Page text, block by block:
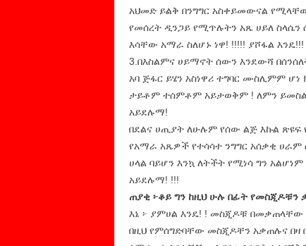
አህመድ ይልቅ በንግግር አስቀይመውናል
የመሰረት ዲንጋይ የሚጥሉትን አጼ ሀይለ
እሳቸው አማራ ስለሆኑ ነዋ! !!!!! ያሾፋል እንዴ!!!
3.በእስልምና ሀይማኖት ሰውን እንደውሻ
አባ ጅፋር ይሄን አስነዋሪ ተግባር ሙስሊምም
ታይቶም ተሰምቶም አይታወቅም ! ለምን
አይደሉማ!
በደልና ሀጢያት ለሁሉም የሰው ልጅ እኩል
የአማራ አጼዎች የተሳሳተ ንግግር አሰቃቂ ሀራም
ሀላል ባይሆን እንኳ ለትችት የሚነሳ ግን
አይደሉማ! !!!
ጠያቂ ፦ቆይ ግን ከዚህ ሁሉ በፊት የመስጂዶቹን
እኔ ፦ ያምሀል እንዴ! ! መስጂዶቹ በመቃጠላቸው
በዚህ የምሰግድባቸው መስጂዶቸን አቃጠሉና በዛ